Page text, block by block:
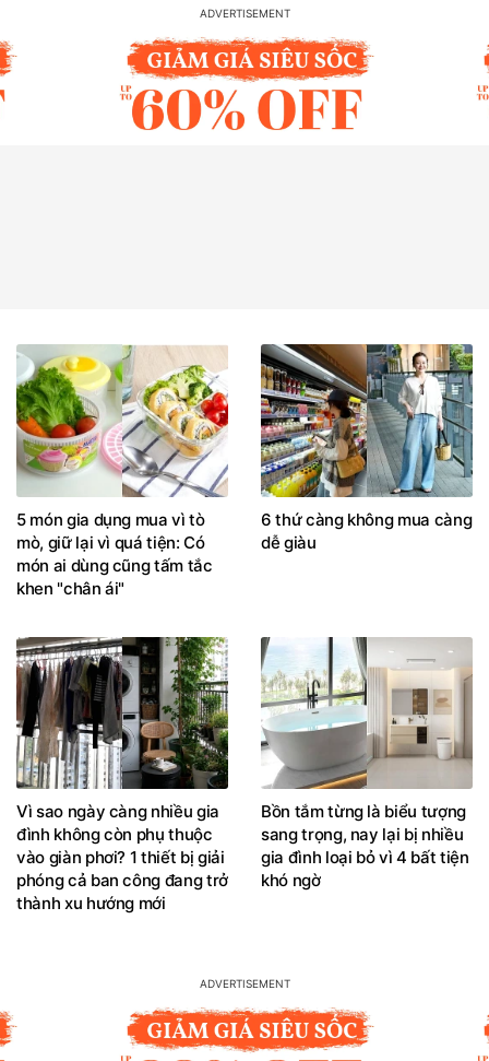
5 món gia dụng mua vì tò
mò, giữ lại vì quá tiện: Có
món ai dùng cũng tấm tắc
khen "chân ái"
6 thứ càng không mua càng
dễ giàu
Vì sao ngày càng nhiều gia
đình không còn phụ thuộc
vào giàn phơi? 1 thiết bị giải
phóng cả ban công đang trở
thành xu hướng mới
Bồn tắm từng là biểu tượng
sang trọng, nay lại bị nhiều
gia đình loại bỏ vì 4 bất tiện
khó ngờ